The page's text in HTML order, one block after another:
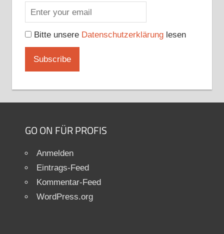
Bitte unsere Datenschutzerklärunglesen
GO ON FÜR PROFIS
Anmelden
Eintrags-Feed
Kommentar-Feed
WordPress.org